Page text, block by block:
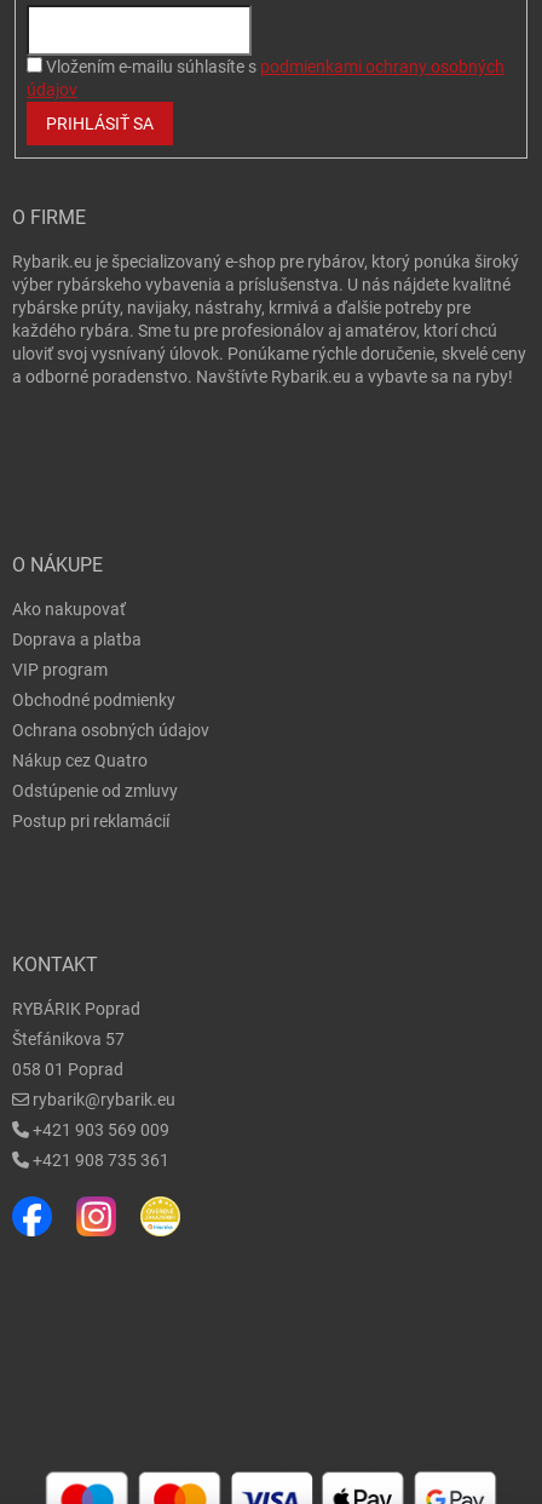
Vložením e-mailu súhlasíte s podmienkami ochrany osobných
údajov
PRIHLÁSIŤ SA
O FIRME
Rybarik.eu je špecializovaný e-shop pre rybárov, ktorý ponúka široký
výber rybárskeho vybavenia a príslušenstva. U nás nájdete kvalitné
rybárske prúty, navijaky, nástrahy, krmivá a ďalšie potreby pre
každého rybára. Sme tu pre profesionálov aj amatérov, ktorí chcú
uloviť svoj vysnívaný úlovok. Ponúkame rýchle doručenie, skvelé ceny
a odborné poradenstvo. Navštívte Rybarik.eu a vybavte sa na ryby!
O NÁKUPE
Ako nakupovať
Doprava a platba
VIP program
Obchodné podmienky
Ochrana osobných údajov
Nákup cez Quatro
Odstúpenie od zmluvy
Postup pri reklamácií
KONTAKT
RYBÁRIK Poprad
Štefánikova 57
058 01 Poprad
rybarik@rybarik.eu
+421 903 569 009
+421 908 735 361